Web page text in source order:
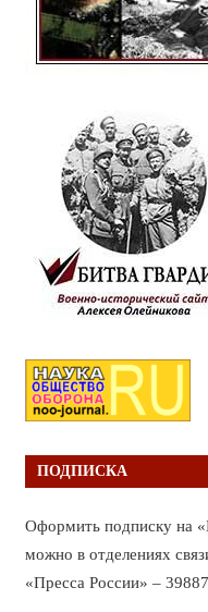
ПОДПИСКА
Оформить подписку на
можно в отделениях
«Пресса России» –